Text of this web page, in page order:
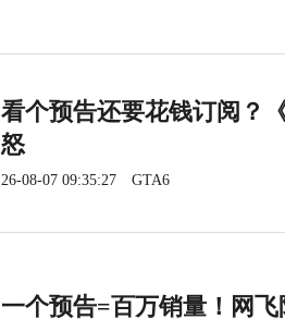
看个预告还要花钱订阅？
怒
26-08-07 09:35:27 GTA6
一个预告=百万销量！网